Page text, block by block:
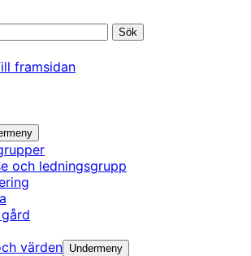
och ledningsgrupp
värden
Undermeny